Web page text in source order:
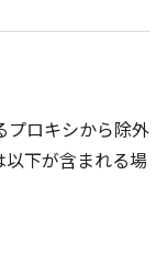
プロキシから除外
以下が含まれる場